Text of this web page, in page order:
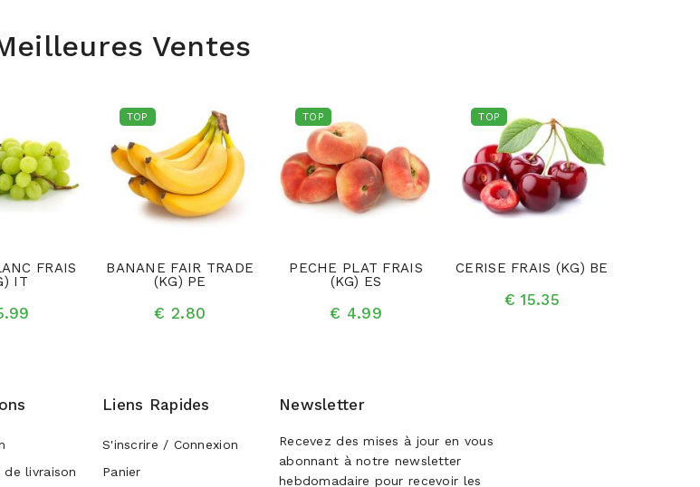
Ventes
FRAIS
IT
TOP
BANANE FAIR TRADE
(KG) PE
€ 2.80
TOP
PECHE PLAT FRAIS
(KG) ES
€ 4.99
TOP
CERISE FRAIS (KG) BE
€ 15.35
livraison
Liens Rapides
S'inscrire / Connexion
Panier
Newsletter
Recevez des mises à jour en vous
abonnant à notre newsletter
hebdomadaire pour recevoir les